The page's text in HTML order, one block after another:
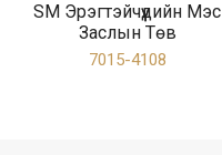
SM Эрэгтэйчүүдийн Мэс
Заслын Төв
7015-4108